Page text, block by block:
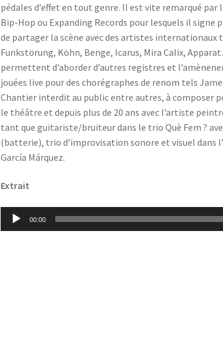
pédales d’effet en tout genre. Il est vite remarqué
Bip-Hop ou Expanding Records pour lesquels il
de partager la scène avec des artistes internationaux
Funkstörung, Köhn, Benge, Icarus, Mira Calix,
permettent d’aborder d’autres registres et
jouées live pour des chorégraphes de renom tels
Chantier interdit au public entre autres, à composer
le théâtre et depuis plus de 20 ans avec l’artiste
tant que guitariste/bruiteur dans le trio Què Fem ?
(batterie), trio d’improvisation sonore et visuel dans
García Márquez.
Extrait
Lecteur
audio
00:00